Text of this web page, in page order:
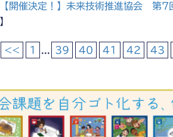
【開催決定！】未来技術推進協会 第
】
<< 1 39 40 41 42 43